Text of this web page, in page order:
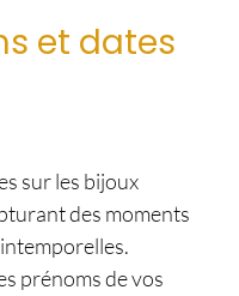
et dates
sur les bijoux
des moments
prénoms de vos